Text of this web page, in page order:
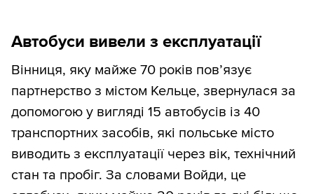
Автобуси вивели з експлуатації
Вінниця, яку майже 70 років пов’язує
партнерство з містом Кельце, звернулася за
допомогою у вигляді 15 автобусів із 40
транспортних засобів, які польське місто
виводить з експлуатації через вік, технічний
стан та пробіг. За словами Войди, це